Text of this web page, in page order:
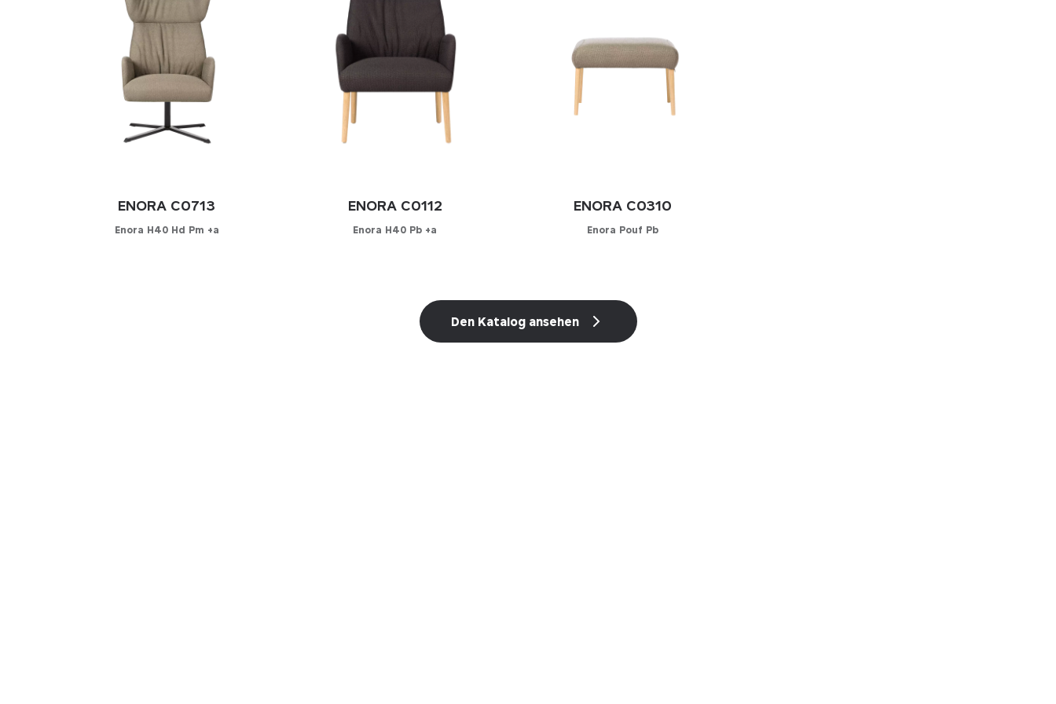
ENORA C0713
Enora H40 Hd Pm +a
ENORA C0112
Enora H40 Pb +a
WÄHLEN SIE IHREN BEZUG
ENORA C0310
Enora Pouf Pb
WÄHLEN SIE IHREN BEZUG
Kunstleder
Stoff
Den Katalog ansehen